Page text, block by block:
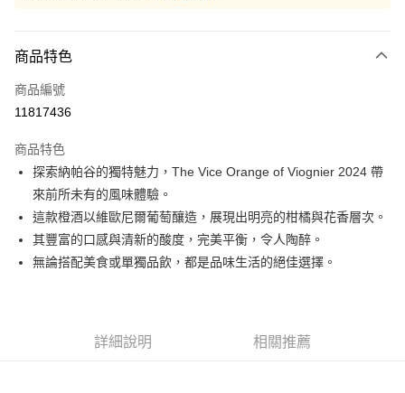
商品特色
商品編號
11817436
商品特色
探索納帕谷的獨特魅力，The Vice Orange of Viognier 2024 帶
來前所未有的風味體驗。
這款橙酒以維歐尼爾葡萄釀造，展現出明亮的柑橘與花香層次。
其豐富的口感與清新的酸度，完美平衡，令人陶醉。
無論搭配美食或單獨品飲，都是品味生活的絕佳選擇。
詳細說明 相關推薦